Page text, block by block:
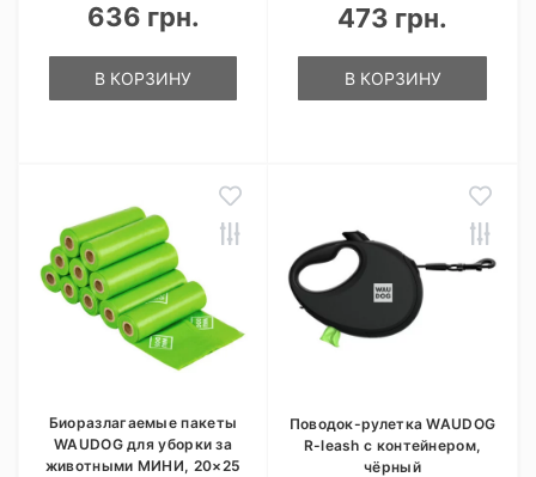
636 грн.
В КОРЗИНУ
473 грн.
В КОРЗИНУ
Биоразлагаемые пакеты
WAUDOG для уборки за
животными МИНИ, 20×25
Поводок-рулетка WAUDOG
R-leash с контейнером,
чёрный